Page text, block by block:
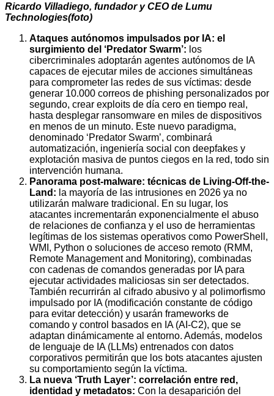
Ricardo Villadiego, fundador y CEO de Lumu
Technologies(foto)
Ataques autónomos impulsados por IA: el
surgimiento del ‘Predator Swarm’: los
cibercriminales adoptarán agentes autónomos de IA
capaces de ejecutar miles de acciones simultáneas
para comprometer las redes de sus víctimas: desde
generar 10.000 correos de phishing personalizados por
segundo, crear exploits de día cero en tiempo real,
hasta desplegar ransomware en miles de dispositivos
en menos de un minuto. Este nuevo paradigma,
denominado ‘Predator Swarm’, combinará
automatización, ingeniería social con deepfakes y
explotación masiva de puntos ciegos en la red, todo sin
intervención humana.
Panorama post-malware: técnicas de Living-Off-the-
Land: la mayoría de las intrusiones en 2026 ya no
utilizarán malware tradicional. En su lugar, los
atacantes incrementarán exponencialmente el abuso
de relaciones de confianza y el uso de herramientas
legítimas de los sistemas operativos como PowerShell,
WMI, Python o soluciones de acceso remoto (RMM,
Remote Management and Monitoring), combinadas
con cadenas de comandos generadas por IA para
ejecutar actividades maliciosas sin ser detectados.
También recurrirán al cifrado abusivo y al polimorfismo
impulsado por IA (modificación constante de código
para evitar detección) y usarán frameworks de
comando y control basados en IA (AI-C2), que se
adaptan dinámicamente al entorno. Además, modelos
de lenguaje de IA (LLMs) entrenados con datos
corporativos permitirán que los bots atacantes ajusten
su comportamiento según la víctima.
La nueva ‘Truth Layer’: correlación entre red,
identidad y metadatos: Con la desaparición del